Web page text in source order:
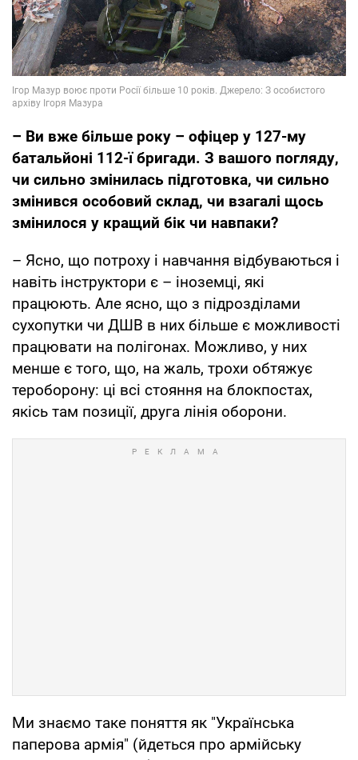
– Ви вже більше року – офіцер у 127-му
батальйоні 112-ї бригади. З вашого погляду,
чи сильно змінилась підготовка, чи сильно
змінився особовий склад, чи взагалі щось
змінилося у кращий бік чи навпаки?
– Ясно, що потроху і навчання відбуваються і
навіть інструктори є – іноземці, які
працюють. Але ясно, що з підрозділами
сухопутки чи ДШВ в них більше є можливості
працювати на полігонах. Можливо, у них
менше є того, що, на жаль, трохи обтяжує
тероборону: ці всі стояння на блокпостах,
якісь там позиції, друга лінія оборони.
Ми знаємо таке поняття як "Українська
паперова армія" (йдеться про армійську